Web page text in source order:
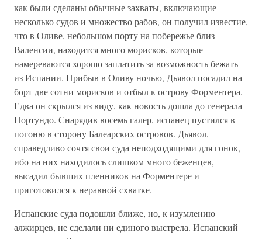
как были сделаны обычные захваты, включающие
несколько судов и множество рабов, он получил известие,
что в Оливе, небольшом порту на побережье близ
Валенсии, находится много морисков, которые
намереваются хорошо заплатить за возможность бежать
из Испании. Прибыв в Оливу ночью, Дьявол посадил на
борт две сотни морисков и отбыл к острову Форментера.
Едва он скрылся из виду, как новость дошла до генерала
Портундо. Снарядив восемь галер, испанец пустился в
погоню в сторону Балеарских островов. Дьявол,
справедливо сочтя свои суда неподходящими для гонок,
ибо на них находилось слишком много беженцев,
высадил бывших пленников на Форментере и
приготовился к неравной схватке.
Испанские суда подошли ближе, но, к изумлению
алжирцев, не сделали ни единого выстрела. Испанский